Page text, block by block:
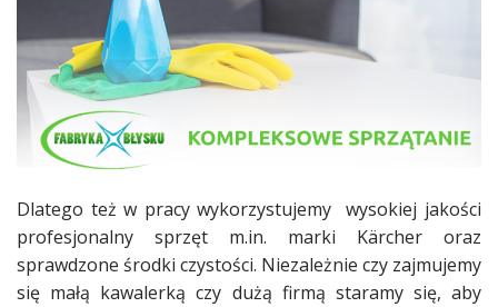
Dlatego też w pracy wykorzystujemy wysokiej jakości
profesjonalny sprzęt m.in. marki Kärcher oraz
sprawdzone środki czystości. Niezależnie czy zajmujemy
się małą kawalerką czy dużą firmą staramy się, aby